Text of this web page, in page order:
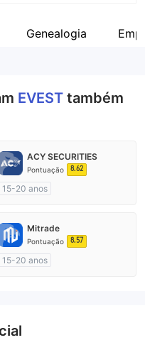
Genealogia
EVEST também
ACY SECURITIES
Pontuação 8.62
15-20 anos
Market Marketing (MM)
Etiqueta principal MT4
Mitrade
Pontuação 8.57
15-20 anos